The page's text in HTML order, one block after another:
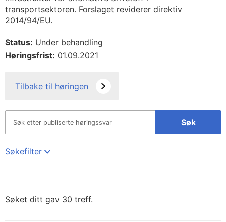
transportsektoren. Forslaget reviderer direktiv
2014/94/EU.
Status: Under behandling
Høringsfrist: 01.09.2021
Tilbake til høringen
Søk
Søkefilter
Søket ditt gav 30 treff.